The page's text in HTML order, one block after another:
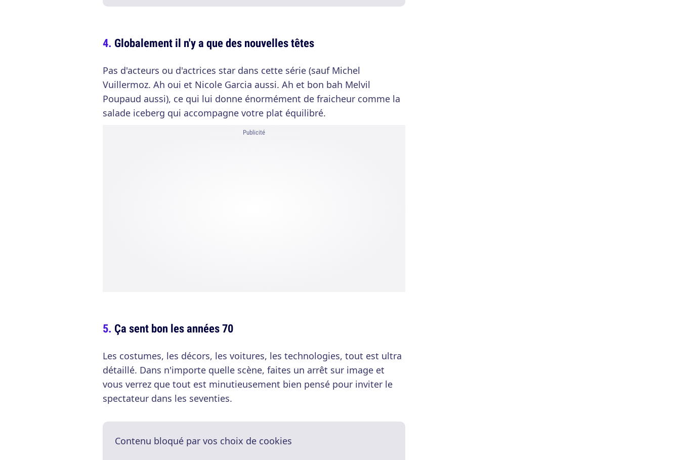
Globalement il n'y a que des nouvelles têtes
Pas d'acteurs ou d'actrices star dans cette série (sauf Michel
Vuillermoz. Ah oui et Nicole Garcia aussi. Ah et bon bah Melvil
Poupaud aussi), ce qui lui donne énormément de fraicheur comme la
salade iceberg qui accompagne votre plat équilibré.
Publicité
Ça sent bon les années 70
Les costumes, les décors, les voitures, les technologies, tout est ultra
détaillé. Dans n'importe quelle scène, faites un arrêt sur image et
vous verrez que tout est minutieusement bien pensé pour inviter le
spectateur dans les seventies.
Contenu bloqué par vos choix de cookies